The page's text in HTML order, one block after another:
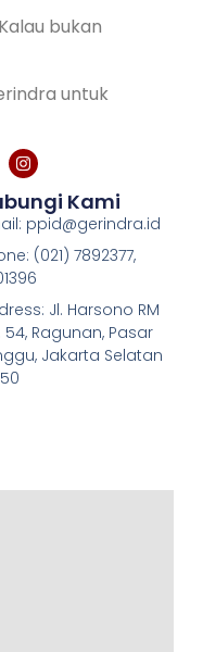
bukan
untuk
Kami
ppid@gerindra.id
(021) 7892377,
Jl. Harsono RM
54, Ragunan, Pasar
Jakarta Selatan